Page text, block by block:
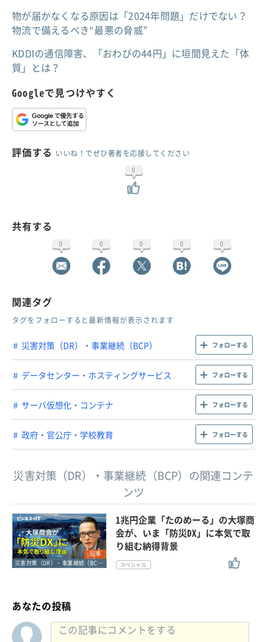
物が届かなくなる原因は「2024年問題」だけでない？
物流で備えるべき“最悪の脅威”
KDDIの通信障害、「おわびの44円」に垣間見えた「体
質」とは？
Googleで見つけやすく
評価する いいね！でぜひ著者を応援してください
0
共有する
0 0 0 0 0
関連タグ
タグをフォローすると最新情報が表示されます
災害対策（DR）・事業継続（BCP） フォローする
データセンター・ホスティングサービス フォローする
サーバ仮想化・コンテナ フォローする
政府・官公庁・学校教育 フォローする
災害対策（DR）・事業継続（BCP）の関連コンテ
ンツ
記事
災害対策（DR）・事業継続（BCP）
1兆円企業「たのめーる」の大塚商
会が、いま「防災DX」に本気で取
り組む納得背景
あなたの投稿